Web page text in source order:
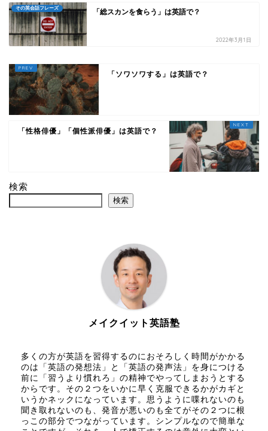
その英会話フレーズ 「総スカンを食らう」は英語で？
2022年3月1日
「ソワソワする」は英語で？
「性格俳優」「個性派俳優」は英語で？
検索
検索
メイクイット英語塾
多くの方が英語を習得するのにおそろしく時間がかかる
のは「英語の発想法」と「英語の発声法」を身につける
前に「習うより慣れろ」の精神でやってしまおうとする
からです。その２つをいかに早く克服できるかがカギと
いうかネックになっています。思うように喋れないのも
聞き取れないのも、発音が悪いのも全てがその２つに根
っこの部分でつながっています。シンプルなので簡単な